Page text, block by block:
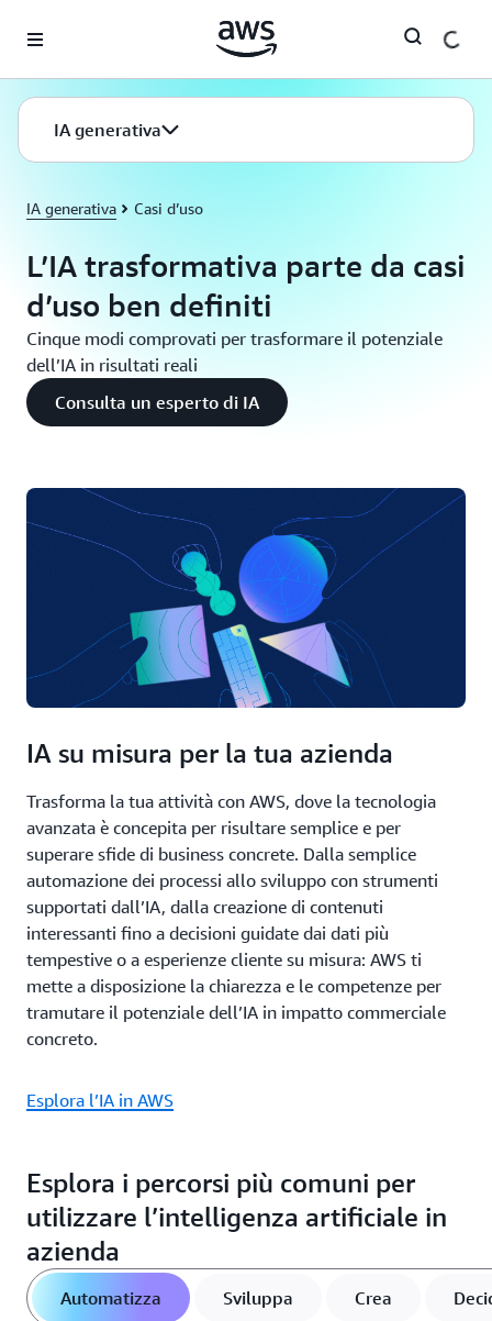
IA generativa
IA generativa Casi d’uso
L’IA trasformativa parte da casi
d’uso ben definiti
Cinque modi comprovati per trasformare il potenziale
dell’IA in risultati reali
Consulta un esperto di IA
IA su misura per la tua azienda
Trasforma la tua attività con AWS, dove la tecnologia
avanzata è concepita per risultare semplice e per
superare sfide di business concrete. Dalla semplice
automazione dei processi allo sviluppo con strumenti
supportati dall’IA, dalla creazione di contenuti
interessanti fino a decisioni guidate dai dati più
tempestive o a esperienze cliente su misura: AWS ti
mette a disposizione la chiarezza e le competenze per
tramutare il potenziale dell’IA in impatto commerciale
concreto.
Esplora l’IA in AWS
Esplora i percorsi più comuni per
utilizzare l’intelligenza artificiale in
azienda
Automatizza Sviluppa Crea